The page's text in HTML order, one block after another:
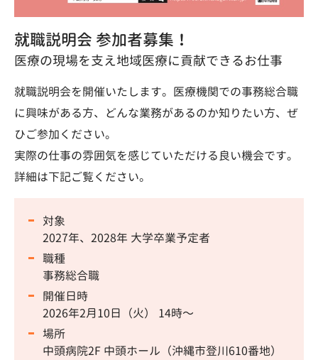
就職説明会 参加者募集！
医療の現場を支え地域医療に貢献できるお仕事
就職説明会を開催いたします。医療機関での事務総合職
に興味がある方、どんな業務があるのか知りたい方、ぜ
ひご参加ください。
実際の仕事の雰囲気を感じていただける良い機会です。
詳細は下記ご覧ください。
対象
2027年、2028年 大学卒業予定者
職種
事務総合職
開催日時
2026年2月10日（火） 14時〜
場所
中頭病院2F 中頭ホール（沖縄市登川610番地）